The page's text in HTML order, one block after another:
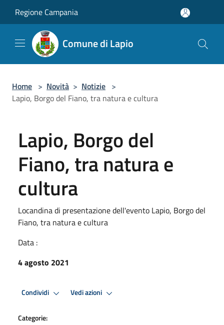
Regione Campania
Comune di Lapio
Home > Novità > Notizie >
Lapio, Borgo del Fiano, tra natura e cultura
Lapio, Borgo del
Fiano, tra natura e
cultura
Locandina di presentazione dell'evento Lapio, Borgo del
Fiano, tra natura e cultura
Data :
4 agosto 2021
Condividi Vedi azioni
Categorie: